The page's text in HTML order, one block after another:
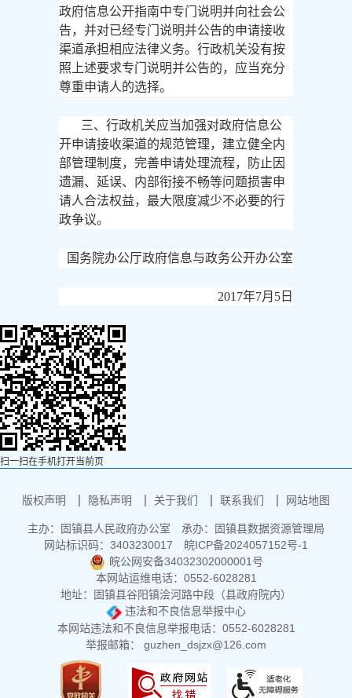
政府信息公开指南中专门说明并向社会公
告，并对已经专门说明并公告的申请接收
渠道承担相应法律义务。行政机关没有按
照上述要求专门说明并公告的，应当充分
尊重申请人的选择。
三、行政机关应当加强对政府信息公
开申请接收渠道的规范管理，建立健全内
部管理制度，完善申请处理流程，防止因
遗漏、延误、内部衔接不畅等问题损害申
请人合法权益，最大限度减少不必要的行
政争议。
国务院办公厅政府信息与政务公开办公室
2017年7月5日
扫一扫在手机打开当前页
版权声明 隐私声明 关于我们 联系我们 网站地图
主办：固镇县人民政府办公室
承办：固镇县数据资源管理局
网站标识码：3403230017
皖ICP备2024057152号-1
皖公网安备34032302000001号
本网站运维电话：0552-6028281
地址：固镇县谷阳镇浍河路中段（县政府院内）
违法和不良信息举报中心
本网站违法和不良信息举报电话：0552-6028281
举报邮箱： guzhen_dsjzx@126.com